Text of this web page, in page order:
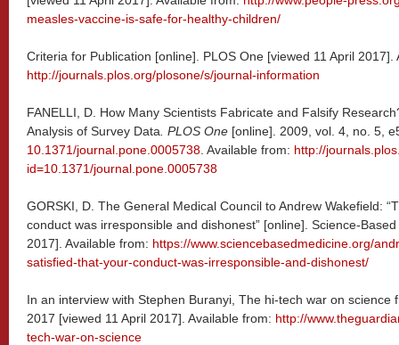
measles-vaccine-is-safe-for-healthy-children/
Criteria for Publication [online]. PLOS One [viewed 11 April 2017].
http://journals.plos.org/plosone/s/journal-information
FANELLI, D. How Many Scientists Fabricate and Falsify
Analysis of Survey Data . PLOS One [online]. 2009, vol. 4, no. 5,
10.1371/journal.pone.0005738 . Available from: http://
id=10.1371/journal.pone.0005738
GORSKI, D. The General Medical Council to Andrew Wakefield:
conduct was irresponsible and dishonest” [online]. Science-
2017]. Available from: https://www.sciencebasedmedicine.org/
satisfied-that-your-conduct-was-irresponsible-and-dishonest/
In an interview with Stephen Buranyi, The hi-tech war on science
2017 [viewed 11 April 2017]. Available from: http://
tech-war-on-science